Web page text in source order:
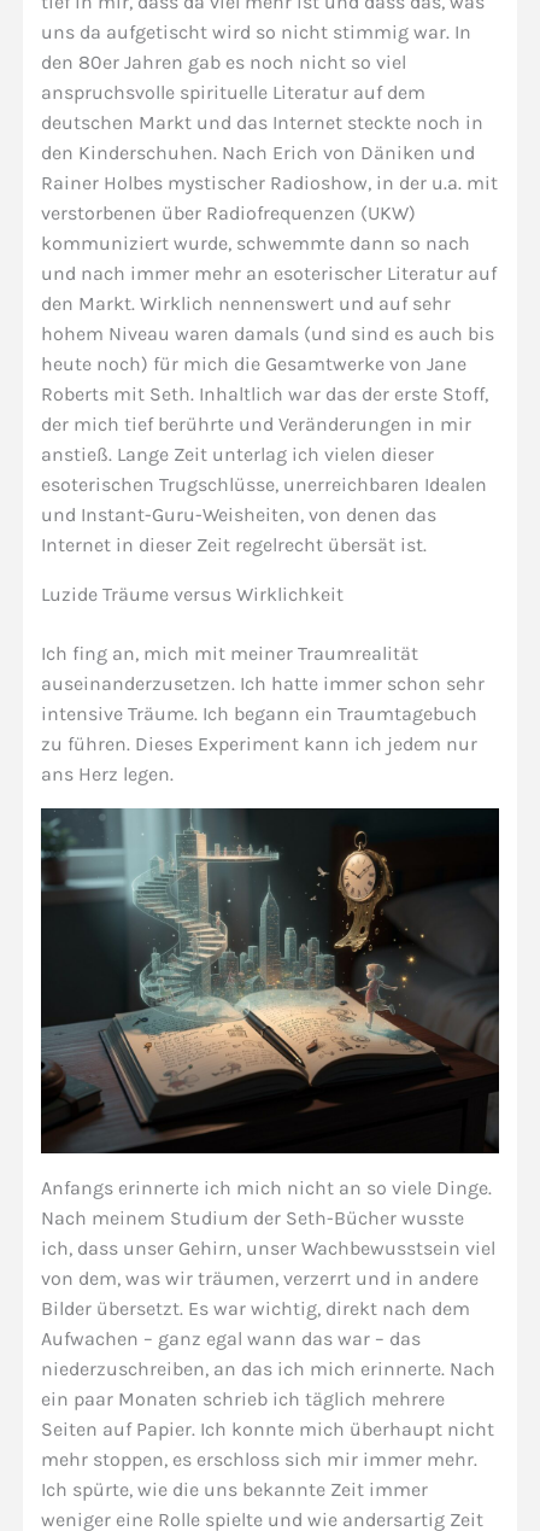
uns da aufgetischt wird so nicht stimmig war. In
den 80er Jahren gab es noch nicht so viel
anspruchsvolle spirituelle Literatur auf dem
deutschen Markt und das Internet steckte noch in
den Kinderschuhen. Nach Erich von Däniken und
Rainer Holbes mystischer Radioshow, in der u.a. mit
verstorbenen über Radiofrequenzen (UKW)
kommuniziert wurde, schwemmte dann so nach
und nach immer mehr an esoterischer Literatur auf
den Markt. Wirklich nennenswert und auf sehr
hohem Niveau waren damals (und sind es auch bis
heute noch) für mich die Gesamtwerke von Jane
Roberts mit Seth. Inhaltlich war das der erste Stoff,
der mich tief berührte und Veränderungen in mir
anstieß. Lange Zeit unterlag ich vielen dieser
esoterischen Trugschlüsse, unerreichbaren Idealen
und Instant-Guru-Weisheiten, von denen das
Internet in dieser Zeit regelrecht übersät ist.
Luzide Träume versus Wirklichkeit
Ich fing an, mich mit meiner Traumrealität
auseinanderzusetzen. Ich hatte immer schon sehr
intensive Träume. Ich begann ein Traumtagebuch
zu führen. Dieses Experiment kann ich jedem nur
ans Herz legen.
Anfangs erinnerte ich mich nicht an so viele Dinge.
Nach meinem Studium der Seth-Bücher wusste
ich, dass unser Gehirn, unser Wachbewusstsein viel
von dem, was wir träumen, verzerrt und in andere
Bilder übersetzt. Es war wichtig, direkt nach dem
Aufwachen – ganz egal wann das war – das
niederzuschreiben, an das ich mich erinnerte. Nach
ein paar Monaten schrieb ich täglich mehrere
Seiten auf Papier. Ich konnte mich überhaupt nicht
mehr stoppen, es erschloss sich mir immer mehr.
Ich spürte, wie die uns bekannte Zeit immer
weniger eine Rolle spielte und wie andersartig Zeit